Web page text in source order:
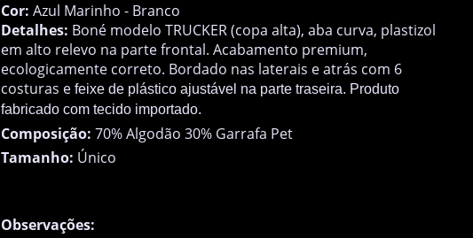
Cor: Azul Marinho - Branco
Detalhes: Boné modelo TRUCKER (copa alta), aba curva, plastizol
em alto relevo na parte frontal. Acabamento premium,
ecologicamente correto. Bordado nas laterais e atrás com 6
costuras e feixe de plástico ajustável na parte traseira. Produto
fabricado com tecido importado.
Composição: 70% Algodão 30% Garrafa Pet
Tamanho: Único
Observações: